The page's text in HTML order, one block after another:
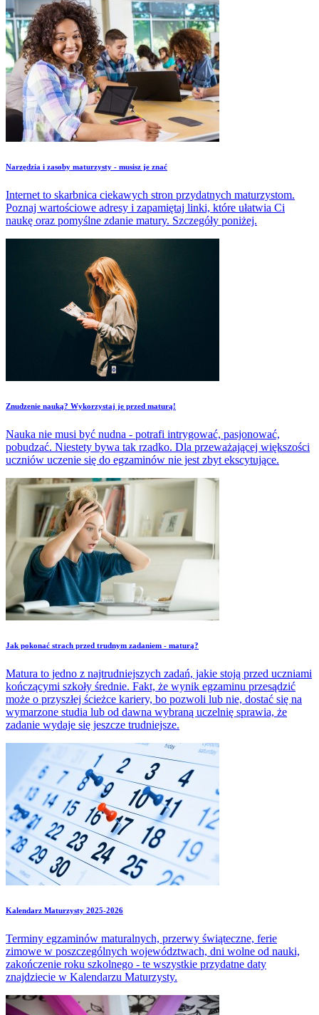
Narzędzia i zasoby maturzysty - musisz je znać
Internet to skarbnica ciekawych stron przydatnych maturzystom.
Poznaj wartościowe adresy i zapamiętaj linki, które ułatwia Ci
naukę oraz pomyślne zdanie matury. Szczegóły poniżej.
Znudzenie nauką? Wykorzystaj je przed maturą!
Nauka nie musi być nudna - potrafi intrygować, pasjonować,
pobudzać. Niestety bywa tak rzadko. Dla przeważającej większości
uczniów uczenie się do egzaminów nie jest zbyt ekscytujące.
Jak pokonać strach przed trudnym zadaniem - maturą?
Matura to jedno z najtrudniejszych zadań, jakie stoją przed uczniami
kończącymi szkoły średnie. Fakt, że wynik egzaminu przesądzić
może o przyszłej ścieżce kariery, bo pozwoli lub nie, dostać się na
wymarzone studia lub od dawna wybraną uczelnię sprawia, że
zadanie wydaje się jeszcze trudniejsze.
Kalendarz Maturzysty 2025-2026
Terminy egzaminów maturalnych, przerwy świąteczne, ferie
zimowe w poszczególnych województwach, dni wolne od nauki,
zakończenie roku szkolnego - te wszystkie przydatne daty
znajdziecie w Kalendarzu Maturzysty.